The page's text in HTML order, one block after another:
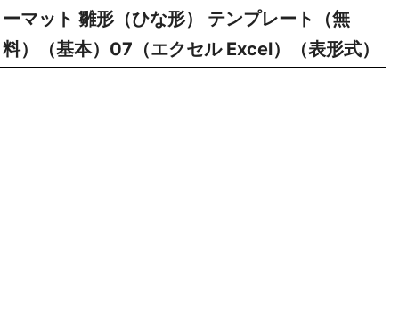
ーマット 雛形（ひな形） テンプレート（無
料）（基本）07（エクセル Excel）（表形式）